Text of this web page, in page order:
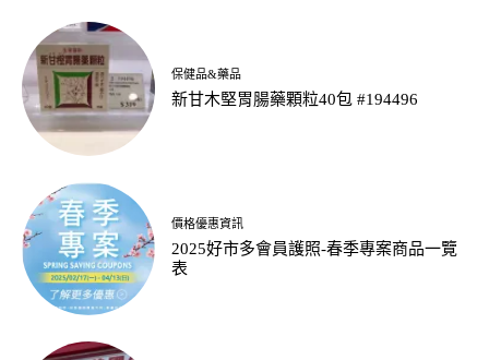
保健品&藥品
新甘木堅胃腸藥顆粒40包 #194496
價格優惠資訊
2025好市多會員護照-春季專案商品一覽
表